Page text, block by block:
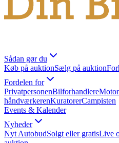
Sådan gør du
Køb på auktionSælg på auktion
Fordelen for
PrivatpersonenBilforhandlere
håndværkerenKuratorerCampisten
Events & Kalender
Nyheder
Nyt AutobudSolgt eller gratisLive